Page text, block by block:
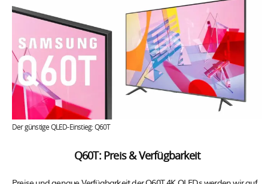
Der günstige QLED-Einstieg: Q60T
Q60T: Preis & Verfügbarkeit